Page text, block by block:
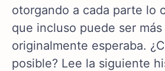
otorgando a cada parte lo
que incluso puede ser
originalmente esperaba.
posible? Lee la siguiente